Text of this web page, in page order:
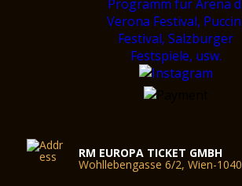
RM EUROPA TICKET GMBH
Wohllebengasse 6/2, Wien-1040